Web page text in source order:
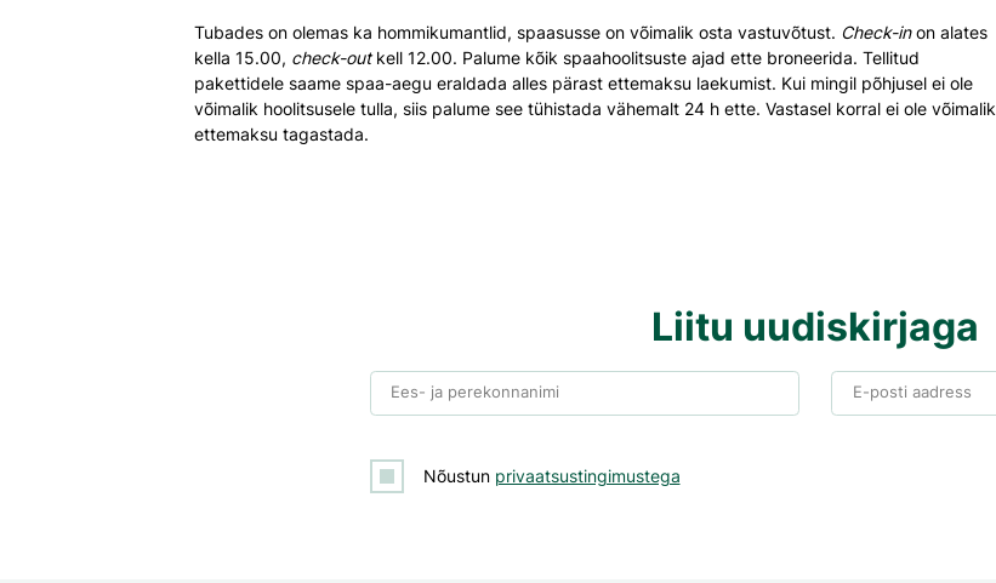
Tubades on olemas ka hommikumantlid, spaasusse on võimalik osta vastuvõtust. Check-inon alates
kella 15.00, check-outkell 12.00. Palume kõik spaahoolitsuste ajad ette broneerida. Tellitud
pakettidele saame spaa-aegu eraldada alles pärast ettemaksu laekumist. Kui mingil põhjusel ei ole
võimalik hoolitsusele tulla, siis palume see tühistada vähemalt 24 h ette. Vastasel korral ei ole võimalik
ettemaksu tagastada.
Liitu uudiskirjaga
Ees- ja perekonnanimi E-posti aadress
Nõustun privaatsustingimustega